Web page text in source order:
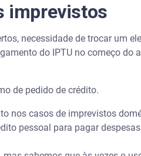
imprevistos
necessidade de trocar um
do IPTU no começo do
de pedido de crédito.
nos casos de imprevistos
pessoal para pagar